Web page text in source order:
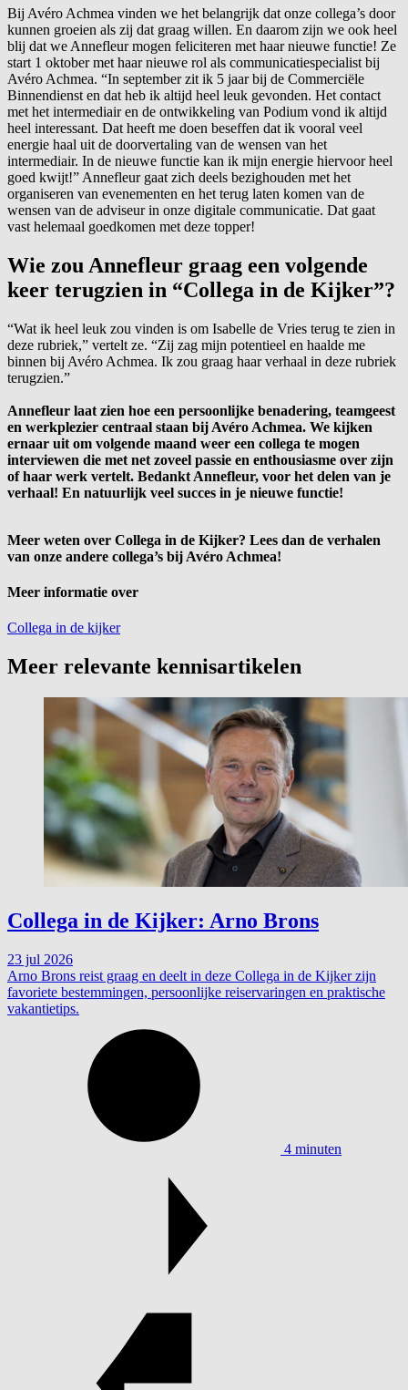
Bij Avéro Achmea vinden we het belangrijk dat onze collega’s door
kunnen groeien als zij dat graag willen. En daarom zijn we ook heel
blij dat we Annefleur mogen feliciteren met haar nieuwe functie! Ze
start 1 oktober met haar nieuwe rol als communicatiespecialist bij
Avéro Achmea. “In september zit ik 5 jaar bij de Commerciële
Binnendienst en dat heb ik altijd heel leuk gevonden. Het contact
met het intermediair en de ontwikkeling van Podium vond ik altijd
heel interessant. Dat heeft me doen beseffen dat ik vooral veel
energie haal uit de doorvertaling van de wensen van het
intermediair. In de nieuwe functie kan ik mijn energie hiervoor heel
goed kwijt!” Annefleur gaat zich deels bezighouden met het
organiseren van evenementen en het terug laten komen van de
wensen van de adviseur in onze digitale communicatie. Dat gaat
vast helemaal goedkomen met deze topper!
Wie zou Annefleur graag een volgende
keer terugzien in “Collega in de Kijker”?
“Wat ik heel leuk zou vinden is om Isabelle de Vries terug te zien in
deze rubriek,” vertelt ze. “Zij zag mijn potentieel en haalde me
binnen bij Avéro Achmea. Ik zou graag haar verhaal in deze rubriek
terugzien.”
Annefleur laat zien hoe een persoonlijke benadering, teamgeest
en werkplezier centraal staan bij Avéro Achmea. We kijken
ernaar uit om volgende maand weer een collega te mogen
interviewen die met net zoveel passie en enthousiasme over zijn
of haar werk vertelt. Bedankt Annefleur, voor het delen van je
verhaal! En natuurlijk veel succes in je nieuwe functie!
Meer weten over Collega in de Kijker? Lees dan de verhalen
van onze andere collega’s bij Avéro Achmea!
Meer informatie over
Collega in de kijker
Meer relevante kennisartikelen
Collega in de Kijker: Arno Brons
23 jul 2026
Arno Brons reist graag en deelt in deze Collega in de Kijker zijn
favoriete bestemmingen, persoonlijke reiservaringen en praktische
vakantietips.
4 minuten